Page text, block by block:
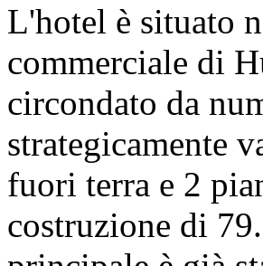
L'hotel è situato
commerciale di
circondato da
strategicamente
fuori terra e 2
costruzione di